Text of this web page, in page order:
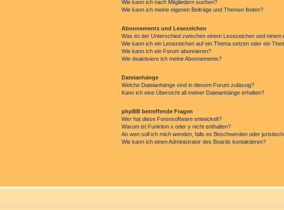
Wie kann ich nach Mitgliedern suchen?
Wie kann ich meine eigenen Beiträge und Themen finden?
Abonnements und Lesezeichen
Was ist der Unterschied zwischen einem Lesezeichen und
Wie kann ich ein Lesezeichen auf ein Thema setzen oder ein
Wie kann ich ein Forum abonnieren?
Wie deaktiviere ich meine Abonnements?
Dateianhänge
Welche Dateianhänge sind in diesem Forum zulässig?
Kann ich eine Übersicht all meiner Dateianhänge erhalten?
phpBB betreffende Fragen
Wer hat diese Forensoftware entwickelt?
Warum ist Funktion x oder y nicht enthalten?
An wen soll ich mich wenden, falls es Beschwerden oder
Wie kann ich einen Administrator des Boards kontaktieren?